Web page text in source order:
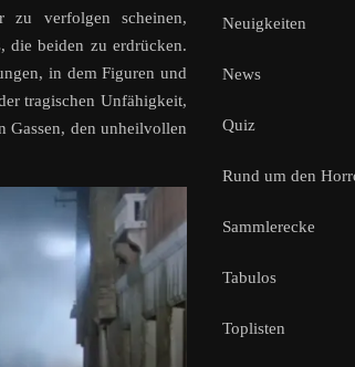
zu verfolgen scheinen,
die beiden zu erdrücken.
in dem Figuren und
tragischen Unfähigkeit,
Gassen, den unheilvollen
Neuigkeiten
News
Quiz
Rund um den
Sammlerecke
Tabulos
Toplisten